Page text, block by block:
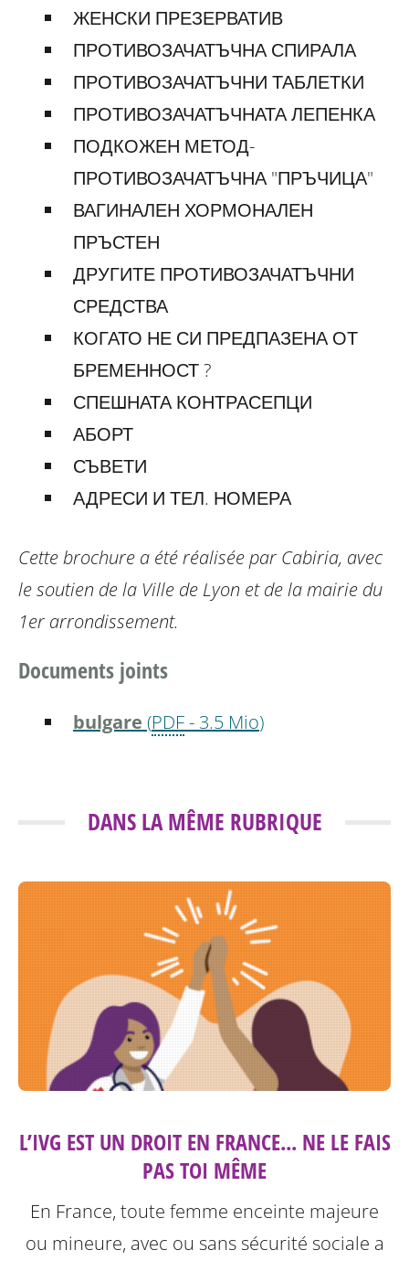
ЖЕНСКИ ПРЕЗЕРВАТИВ
ПРОТИВОЗАЧАТЪЧНА СПИРАЛА
ПРОТИВОЗАЧАТЪЧНИ ТАБЛЕТКИ
ПРОТИВОЗАЧАТЪЧНАТА ЛЕПЕНКА
ПОДКОЖЕН МЕТОД-
ПРОТИВОЗАЧАТЪЧНА "ПРЪЧИЦА"
ВАГИНАЛЕН ХОРМОНАЛЕН
ПРЪСТЕН
ДРУГИТЕ ПРОТИВОЗАЧАТЪЧНИ
СРЕДСТВА
КОГАТО НЕ СИ ПРЕДПАЗЕНА ОТ
БРЕМЕННОСТ ?
СПЕШНАТА КОНТРАСЕПЦИ
АБОРТ
СЪВЕТИ
АДРЕСИ И ТЕЛ. НОМЕРА
Cette brochure a été réalisée par Cabiria, avec
le soutien de la Ville de Lyon et de la mairie du
1er arrondissement.
Documents joints
bulgare (PDF- 3.5 Mio)
DANS LA MÊME RUBRIQUE
L’IVG EST UN DROIT EN FRANCE... NE LE FAIS
PAS TOI MÊME
En France, toute femme enceinte majeure
ou mineure, avec ou sans sécurité sociale a